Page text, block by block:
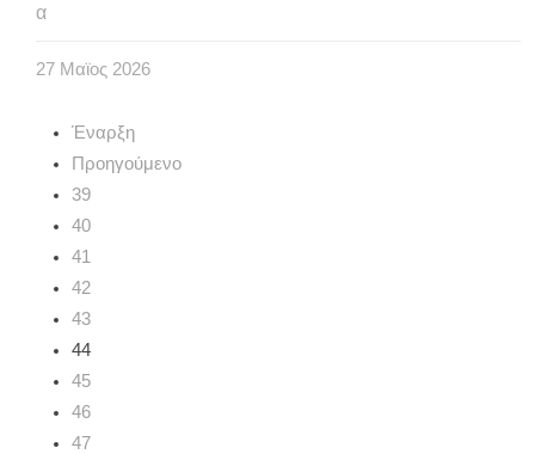
α
27 Μαϊος 2026
Έναρξη
Προηγούμενο
39
40
41
42
43
44
45
46
47